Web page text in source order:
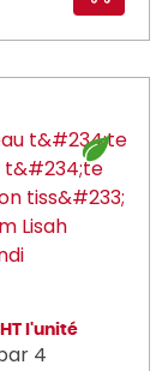
HT l'unité
4